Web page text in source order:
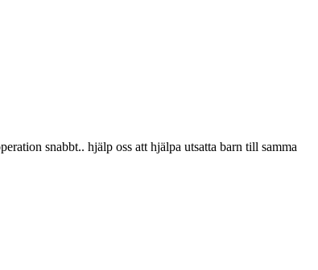
snabbt.. hjälp oss att hjälpa utsatta barn till samma